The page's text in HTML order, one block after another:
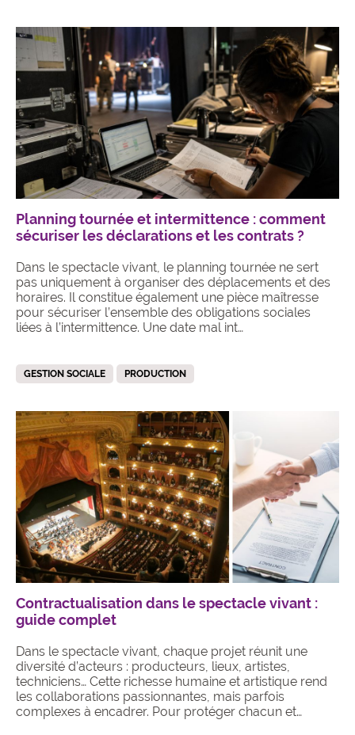
Planning tournée et intermittence : comment
sécuriser les déclarations et les contrats ?
Dans le spectacle vivant, le planning tournée ne sert
pas uniquement à organiser des déplacements et des
horaires. Il constitue également une pièce maîtresse
pour sécuriser l’ensemble des obligations sociales
liées à l’intermittence. Une date mal int…
GESTION SOCIALE PRODUCTION
Contractualisation dans le spectacle vivant :
guide complet
Dans le spectacle vivant, chaque projet réunit une
diversité d’acteurs : producteurs, lieux, artistes,
techniciens… Cette richesse humaine et artistique rend
les collaborations passionnantes, mais parfois
complexes à encadrer. Pour protéger chacun et…